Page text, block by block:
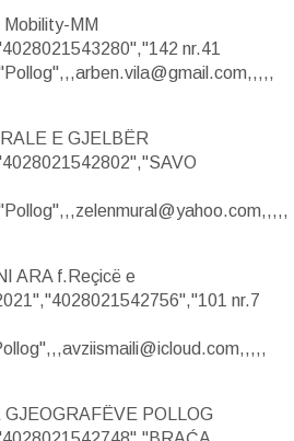
MM
nr.41
E GJELBËR
ARA f.Reçicë e
nr.7
POLLOG